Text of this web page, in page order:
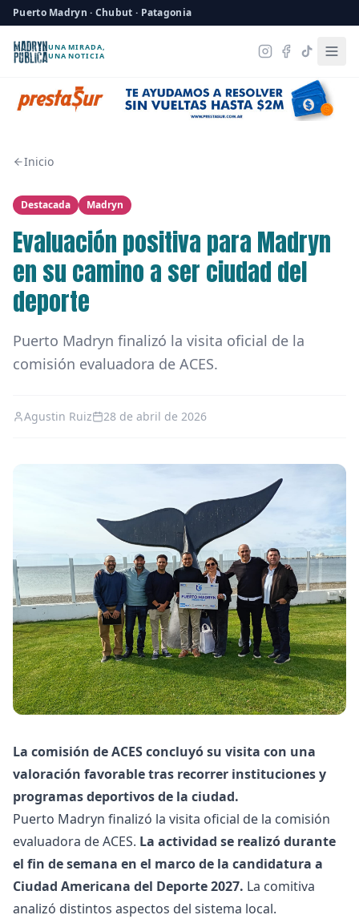
Puerto Madryn · Chubut · Patagonia
UNA MIRADA,
UNA NOTICIA
Inicio
Destacada Madryn
Evaluación positiva para Madryn
en su camino a ser ciudad del
deporte
Puerto Madryn finalizó la visita oficial de la
comisión evaluadora de ACES.
Agustin Ruiz 28 de abril de 2026
La comisión de ACES concluyó su visita con una
valoración favorable tras recorrer instituciones y
programas deportivos de la ciudad.
Puerto Madryn finalizó la visita oficial de la comisión
evaluadora de ACES. La actividad se realizó durante
el fin de semana en el marco de la candidatura a
Ciudad Americana del Deporte 2027. La comitiva
analizó distintos aspectos del sistema local.